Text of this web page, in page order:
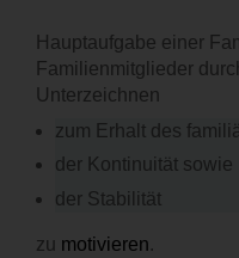
Hauptaufgabe einer
Familienmitglieder
Unterzeichnen
zum Erhalt des
der Kontinuität sowie
der Stabilität
zu motivieren.